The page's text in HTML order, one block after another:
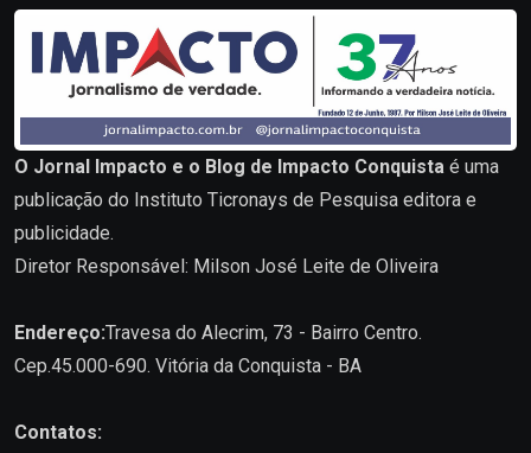
O Jornal Impacto e o Blog de Impacto Conquista é uma
publicação do Instituto Ticronays de Pesquisa editora e
publicidade.
Diretor Responsável: Milson José Leite de Oliveira
Endereço:Travesa do Alecrim, 73 - Bairro Centro.
Cep.45.000-690. Vitória da Conquista - BA
Contatos: